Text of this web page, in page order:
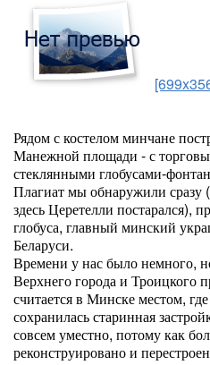
Рядом с костелом минчане
Манежной площади - с
стеклянными глобусами-
Плагиат мы обнаружили сразу
здесь Церетелли постарался),
глобуса, главный минский
Беларуси.
Времени у нас было немного,
Верхнего города и Троицкого
считается в Минске местом,
сохранилась старинная
совсем уместно, потому как
реконструировано и